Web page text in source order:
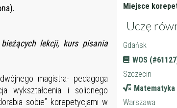
lekcji, kurs pisania
magistra- pedagoga
wykształcenia i solidnego
sobie” korepetycjami w
Miejsce
Uczę
Gdańsk
WOS
Szczecin
Warszawa